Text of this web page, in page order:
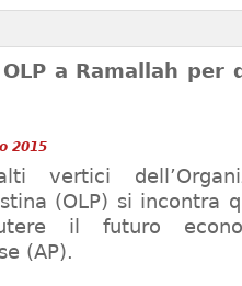
a Ramallah per
2015
vertici
(OLP) si incontra
il futuro
(AP).